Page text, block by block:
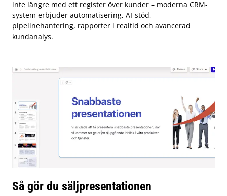
inte längre med ett register över kunder – moderna CRM-
system erbjuder automatisering, AI-stöd,
pipelinehantering, rapporter i realtid och avancerad
kundanalys.
Så gör du säljpresentationen